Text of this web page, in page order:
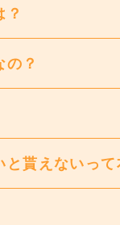
？
貰えないって